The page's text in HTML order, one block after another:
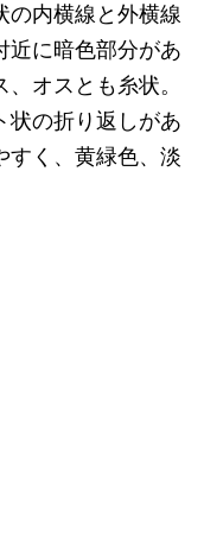
の内横線と外横線
近に暗色部分があ
オスとも糸状。
状の折り返しがあ
すく、黄緑色、淡